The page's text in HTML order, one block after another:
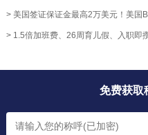
免费获取